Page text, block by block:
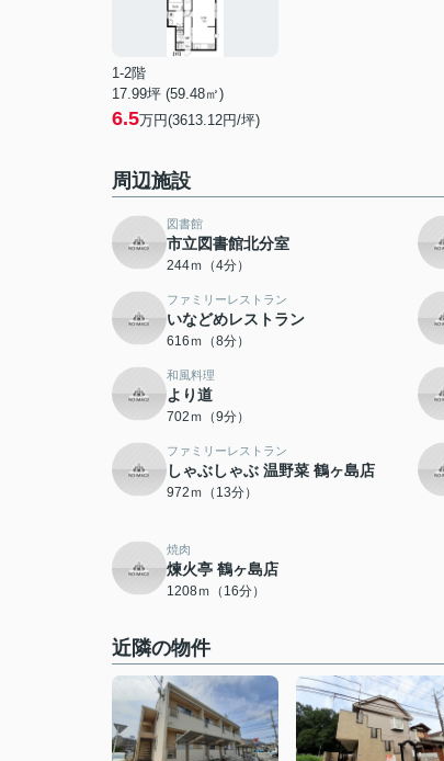
1-2階
17.99坪 (59.48㎡)
6.5万円(3613.12円/坪)
周辺施設
図書館
市立図書館北分室
244ｍ（4分）
ファミリーレストラン
いなどめレストラン
616ｍ（8分）
和風料理
より道
702ｍ（9分）
ファミリーレストラン
しゃぶしゃぶ 温野菜 鶴ヶ島店
972ｍ（13分）
焼肉
煉火亭 鶴ヶ島店
1208ｍ（16分）
近隣の物件